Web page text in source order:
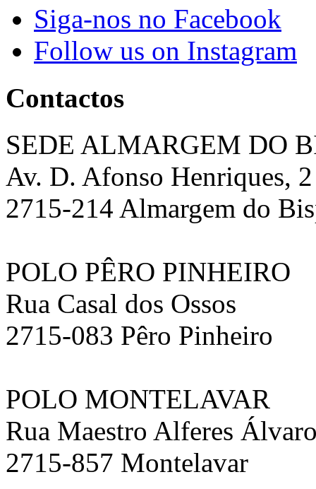
Siga-nos no Facebook
Follow us on Instagram
Contactos
SEDE ALMARGEM DO
Av. D. Afonso Henriques, 2
2715-214 Almargem do
POLO PÊRO PINHEIRO
Rua Casal dos Ossos
2715-083 Pêro Pinheiro
POLO MONTELAVAR
Rua Maestro Alferes
2715-857 Montelavar ‎